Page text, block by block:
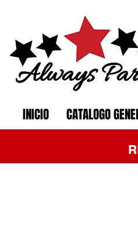
INICIO CATALOGO